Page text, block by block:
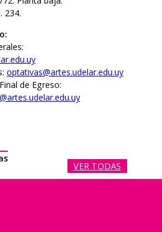
234.
optativas@artes.udelar.edu.uy
de Egreso:
VER TODAS